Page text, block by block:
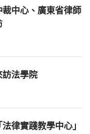
中心、廣東省律師
訪法學院
律實踐教學中心」